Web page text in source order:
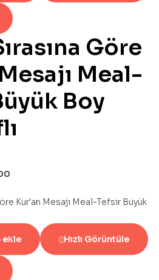
Göre
Meal-
Boy
ekle Hızlı Görüntüle